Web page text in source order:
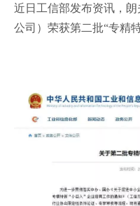
近日工信部发布资讯，
公司）荣获第二批“专精